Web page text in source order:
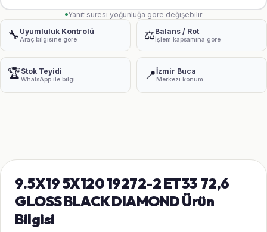
Yanıt süresi yoğunluğa göre değişebilir
🔧 Uyumluluk Kontrolü
Araç bilgisine göre ⚖️Balans / Rot
İşlem kapsamına göre
🏆Stok Teyidi
WhatsApp ile bilgi 📍İzmir Buca
Merkezi konum
9.5X19 5X120 19272-2 ET33 72,6
GLOSS BLACK DIAMOND Ürün
Bilgisi